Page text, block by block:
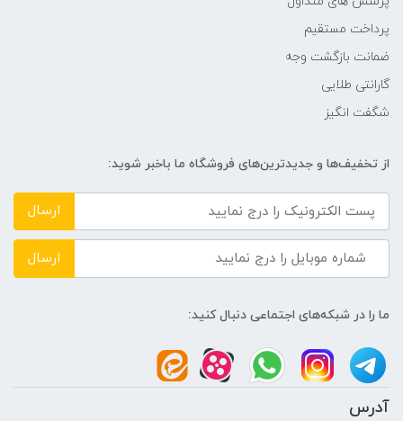
حافظه دستگاه
---
نوع حافظه داخلی
512GB M2 NVMe PCIe SSD
پرداخت مستقیم
ضمانت بازگشت وجه
گارانتی طلایی
شگفت انگیز
از تخفیف‌ها و جدیدترین‌های فروشگاه ما باخبر شوید:
ارسال
ارسال
ما را در شبکه‌های اجتماعی دنبال کنید:
آدرس